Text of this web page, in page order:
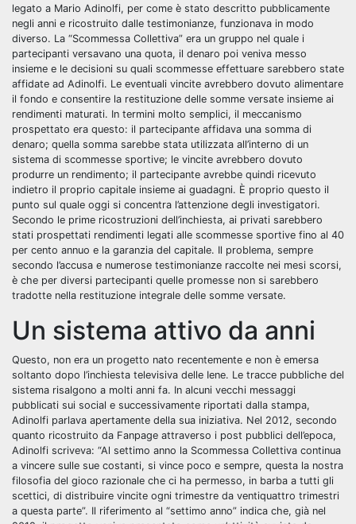
legato a Mario Adinolfi, per come è stato descritto pubblicamente
negli anni e ricostruito dalle testimonianze, funzionava in modo
diverso. La “Scommessa Collettiva” era un gruppo nel quale i
partecipanti versavano una quota, il denaro poi veniva messo
insieme e le decisioni su quali scommesse effettuare sarebbero state
affidate ad Adinolfi. Le eventuali vincite avrebbero dovuto alimentare
il fondo e consentire la restituzione delle somme versate insieme ai
rendimenti maturati. In termini molto semplici, il meccanismo
prospettato era questo: il partecipante affidava una somma di
denaro; quella somma sarebbe stata utilizzata all’interno di un
sistema di scommesse sportive; le vincite avrebbero dovuto
produrre un rendimento; il partecipante avrebbe quindi ricevuto
indietro il proprio capitale insieme ai guadagni. È proprio questo il
punto sul quale oggi si concentra l’attenzione degli investigatori.
Secondo le prime ricostruzioni dell’inchiesta, ai privati sarebbero
stati prospettati rendimenti legati alle scommesse sportive fino al 40
per cento annuo e la garanzia del capitale. Il problema, sempre
secondo l’accusa e numerose testimonianze raccolte nei mesi scorsi,
è che per diversi partecipanti quelle promesse non si sarebbero
tradotte nella restituzione integrale delle somme versate.
Un sistema attivo da anni
Questo, non era un progetto nato recentemente e non è emersa
soltanto dopo l’inchiesta televisiva delle Iene. Le tracce pubbliche del
sistema risalgono a molti anni fa. In alcuni vecchi messaggi
pubblicati sui social e successivamente riportati dalla stampa,
Adinolfi parlava apertamente della sua iniziativa. Nel 2012, secondo
quanto ricostruito da Fanpage attraverso i post pubblici dell’epoca,
Adinolfi scriveva: “Al settimo anno la Scommessa Collettiva continua
a vincere sulle sue costanti, si vince poco e sempre, questa la nostra
filosofia del gioco razionale che ci ha permesso, in barba a tutti gli
scettici, di distribuire vincite ogni trimestre da ventiquattro trimestri
a questa parte”. Il riferimento al “settimo anno” indica che, già nel